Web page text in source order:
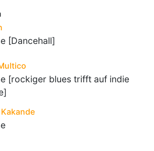
[Dancehall]
[rockiger blues trifft auf indie